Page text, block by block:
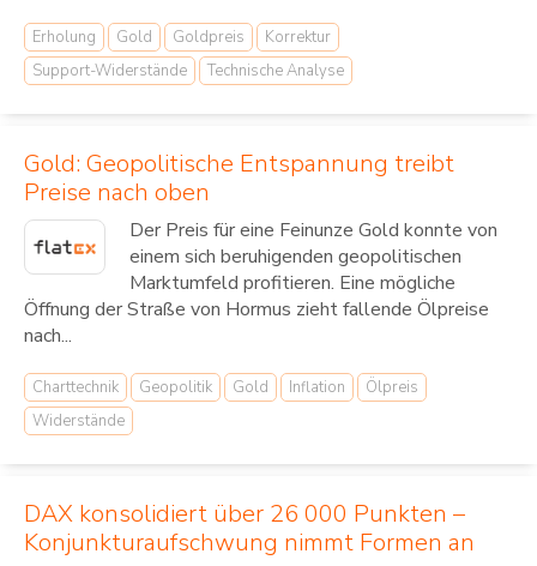
Erholung Gold Goldpreis
Korrektur
Support-Widerstände
Technische Analyse
Gold: Geopolitische Entspannung treibt
Preise nach oben
Der Preis für eine Feinunze Gold konnte von
einem sich beruhigenden geopolitischen
Marktumfeld profitieren. Eine mögliche
Öffnung der Straße von Hormus zieht fallende Ölpreise
nach...
Charttechnik Geopolitik Gold Inflation
Ölpreis
Widerstände
DAX konsolidiert über 26 000 Punkten –
Konjunkturaufschwung nimmt Formen an